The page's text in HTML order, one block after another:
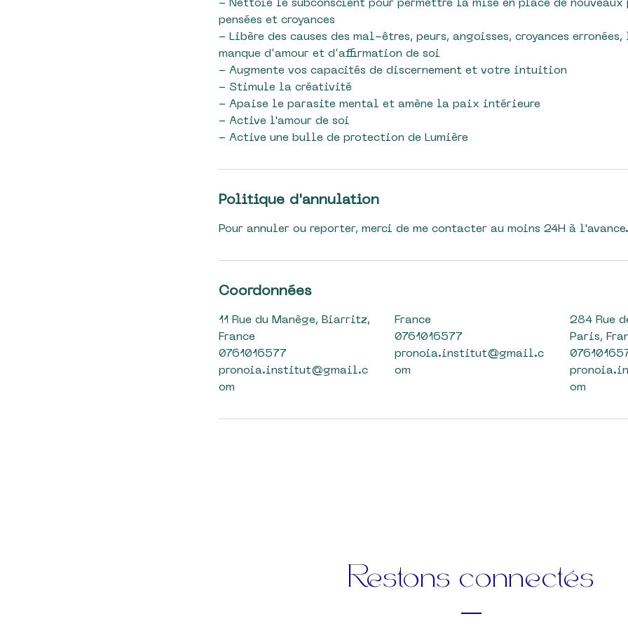
- Nettoie le subconscient pour permettre la mise en place de nouveaux
pensées et croyances
- Libère des causes des mal-êtres, peurs, angoisses, croyances
manque d’amour et d’affirmation de soi
- Augmente vos capacités de discernement et votre intuition
- Stimule la créativité
- Apaise le parasite mental et amène la paix intérieure
- Active l'amour de soi
- Active une bulle de protection de Lumière
Politique d'annulation
Coordonnées
11 Rue du Manège, Biarritz,
France
0761016577
pronoia.institut@gmail.c
om
France
0761016577
pronoia.institut@gmail.c
om
284 Rue
Paris,
om
Restons connectés